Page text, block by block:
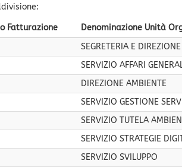
Fatturazione
Denominazione Unità
SEGRETERIA E
SERVIZIO AFFARI
DIREZIONE AMBIENTE
SERVIZIO GESTIONE
SERVIZIO TUTELA
SERVIZIO STRATEGIE
SERVIZIO SVILUPPO